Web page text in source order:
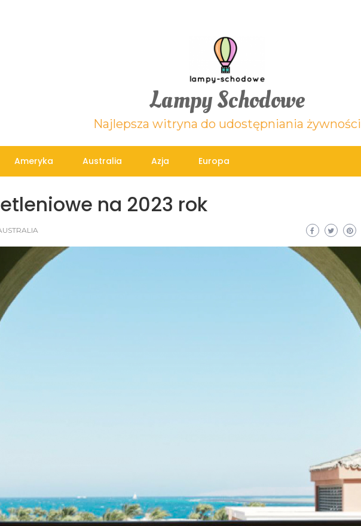
Lampy Schodowe
Najlepsza witryna do udostępniania żywności
Ameryka Australia Azja Europa
na 2023 rok